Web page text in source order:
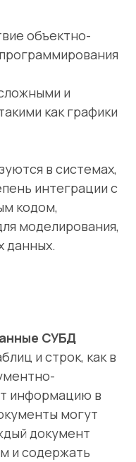
объектно-
и
как графики
в системах,
интеграции с
кодом,
моделирования,
данных.
СУБД
и строк, как в
информацию в
могут
документ
и содержать